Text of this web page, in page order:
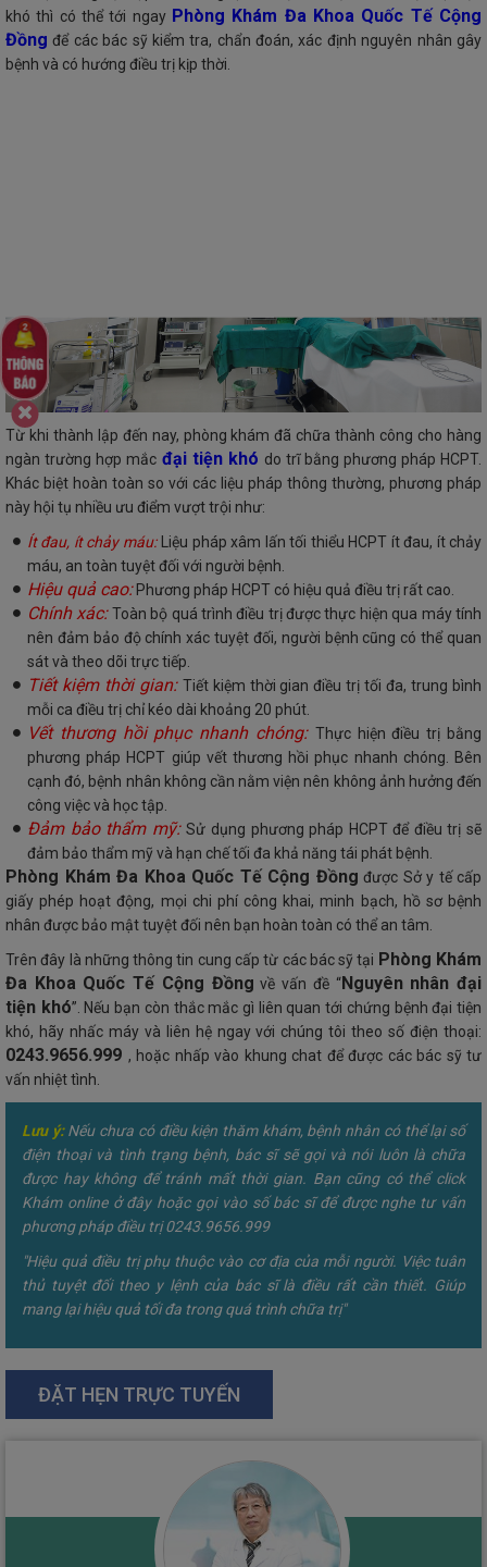
khó thì có thể tới ngay Phòng Khám Đa Khoa Quốc Tế Cộng
Đồng để các bác sỹ kiểm tra, chẩn đoán, xác định nguyên nhân gây
bệnh và có hướng điều trị kịp thời.
Từ khi thành lập đến nay, phòng khám đã chữa thành công cho hàng
ngàn trường hợp mắc đại tiện khó do trĩ bằng phương pháp HCPT.
Khác biệt hoàn toàn so với các liệu pháp thông thường, phương pháp
này hội tụ nhiều ưu điểm vượt trội như:
Ít đau, ít chảy máu:
Liệu pháp xâm lấn tối thiểu HCPT ít đau, ít chảy
máu, an toàn tuyệt đối với người bệnh.
Hiệu quả cao:Phương pháp HCPT có hiệu quả điều trị rất cao.
Chính xác:Toàn bộ quá trình điều trị được thực hiện qua máy tính
nên đảm bảo độ chính xác tuyệt đối, người bệnh cũng có thể quan
sát và theo dõi trực tiếp.
Tiết kiệm thời gian: Tiết kiệm thời gian điều trị tối đa, trung bình
mỗi ca điều trị chỉ kéo dài khoảng 20 phút.
Vết thương hồi phục nhanh chóng: Thực hiện điều trị bằng
phương pháp HCPT giúp vết thương hồi phục nhanh chóng. Bên
cạnh đó, bệnh nhân không cần nằm viện nên không ảnh hưởng đến
công việc và học tập.
Đảm bảo thẩm mỹ:Sử dụng phương pháp HCPT để điều trị sẽ
đảm bảo thẩm mỹ và hạn chế tối đa khả năng tái phát bệnh.
Phòng Khám Đa Khoa Quốc Tế Cộng Đồng được Sở y tế cấp
giấy phép hoạt động, mọi chi phí công khai, minh bạch, hồ sơ bệnh
nhân được bảo mật tuyệt đối nên bạn hoàn toàn có thể an tâm.
Trên đây là những thông tin cung cấp từ các bác sỹ tại Phòng Khám
Đa Khoa Quốc Tế Cộng Đồng về vấn đề “Nguyên nhân đại
tiện khó”. Nếu bạn còn thắc mắc gì liên quan tới chứng bệnh đại tiện
khó, hãy nhấc máy và liên hệ ngay với chúng tôi theo số điện thoại:
0243.9656.999 , hoặc nhấp vào khung chat để được các bác sỹ tư
vấn nhiệt tình.
Lưu ý:Nếu chưa có điều kiện thăm khám, bệnh nhân có thể lại số
điện thoại và tình trạng bệnh, bác sĩ sẽ gọi và nói luôn là chữa
được hay không để tránh mất thời gian. Bạn cũng có thể click
Khám online ở đây hoặc gọi vào số bác sĩ để được nghe tư vấn
phương pháp điều trị 0243.9656.999
"Hiệu quả điều trị phụ thuộc vào cơ địa của mỗi người. Việc tuân
thủ tuyệt đối theo y lệnh của bác sĩ là điều rất cần thiết. Giúp
mang lại hiệu quả tối đa trong quá trình chữa trị"
ĐẶT HẸN TRỰC TUYẾN